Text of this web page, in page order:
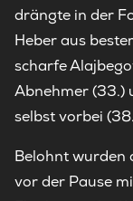
drängte in der
Heber aus
scharfe
Abnehmer (33.)
selbst vorbei
Belohnt wurden
vor der Pause